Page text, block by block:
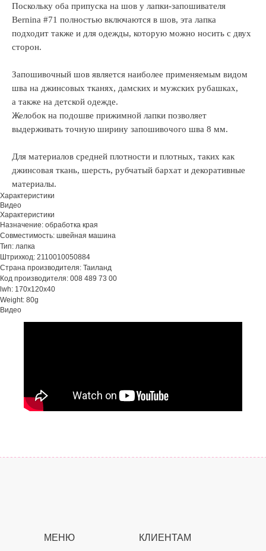
Поскольку оба припуска на шов у лапки-запошивателя
Bernina #71 полностью включаются в шов, эта лапка
подходит также и для одежды, которую можно носить с двух
сторон.
Запошивочный шов является наиболее применяемым видом
шва на джинсовых тканях, дамских и мужских рубашках,
а также на детской одежде.
Желобок на подошве прижимной лапки позволяет
выдерживать точную ширину запошивочого шва 8 мм.
Для материалов средней плотности и плотных, таких как
джинсовая ткань, шерсть, рубчатый бархат и декоративные
материалы.
Характеристики
Видео
Характеристики
Назначение: обработка края
Совместимость: швейная машина
Тип: лапка
Штрихкод: 2110010050884
Страна производителя: Таиланд
Код производителя: 008 489 73 00
lwh: 170x120x40
Weight: 80g
Видео
МЕНЮ КЛИЕНТАМ